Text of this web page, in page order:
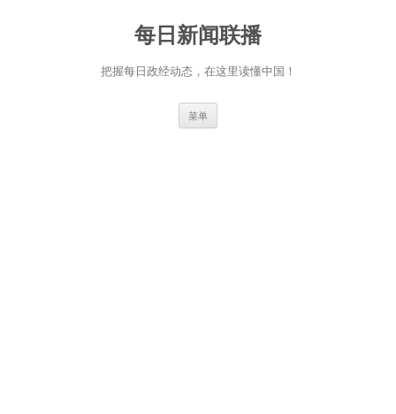
每日新闻联播
把握每日政经动态，在这里读懂中国！
菜单